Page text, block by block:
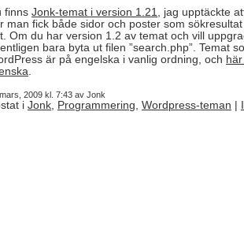
finns Jonk-temat i version 1.21, jag upptäckte
man fick både sidor och poster som
Om du har version 1.2 av temat och vill
bara byta ut filen ”search.php”. Temat
är på engelska i vanlig ordning, och
.
2009 kl. 7:43 av Jonk
i Jonk, Programmering, Wordpress-teman